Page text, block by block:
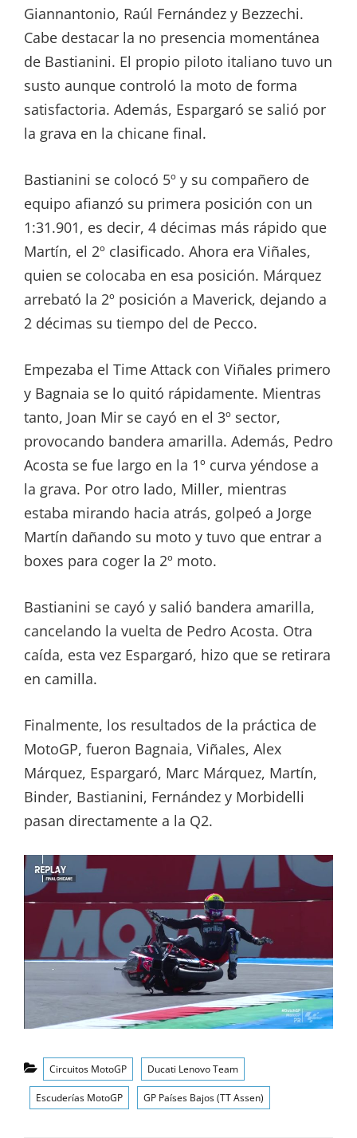
Giannantonio, Raúl Fernández y Bezzechi.
Cabe destacar la no presencia momentánea
de Bastianini. El propio piloto italiano tuvo un
susto aunque controló la moto de forma
satisfactoria. Además, Espargaró se salió por
la grava en la chicane final.
Bastianini se colocó 5º y su compañero de
equipo afianzó su primera posición con un
1:31.901, es decir, 4 décimas más rápido que
Martín, el 2º clasificado. Ahora era Viñales,
quien se colocaba en esa posición. Márquez
arrebató la 2º posición a Maverick, dejando a
2 décimas su tiempo del de Pecco.
Empezaba el Time Attack con Viñales primero
y Bagnaia se lo quitó rápidamente. Mientras
tanto, Joan Mir se cayó en el 3º sector,
provocando bandera amarilla. Además, Pedro
Acosta se fue largo en la 1º curva yéndose a
la grava. Por otro lado, Miller, mientras
estaba mirando hacia atrás, golpeó a Jorge
Martín dañando su moto y tuvo que entrar a
boxes para coger la 2º moto.
Bastianini se cayó y salió bandera amarilla,
cancelando la vuelta de Pedro Acosta. Otra
caída, esta vez Espargaró, hizo que se retirara
en camilla.
Finalmente, los resultados de la práctica de
MotoGP, fueron Bagnaia, Viñales, Alex
Márquez, Espargaró, Marc Márquez, Martín,
Binder, Bastianini, Fernández y Morbidelli
pasan directamente a la Q2.
Categorías
Circuitos MotoGP Ducati Lenovo Team
Escuderías MotoGP GP Países Bajos (TT Assen)